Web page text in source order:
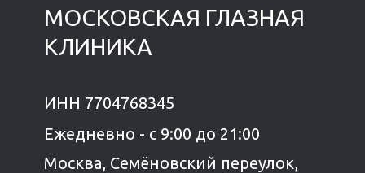
МОСКОВСКАЯ ГЛАЗНАЯ
КЛИНИКА
ИНН 7704768345
Ежедневно - с 9:00 до 21:00
Москва, Семёновский переулок,